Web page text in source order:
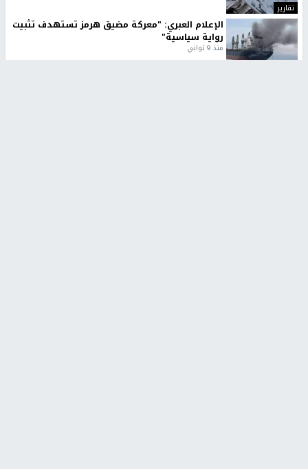
تقارير
الإعلام العبري: "معركة مضيق هرمز تستهدف تثبيت
رواية سياسية"
منذ 9 ثواني